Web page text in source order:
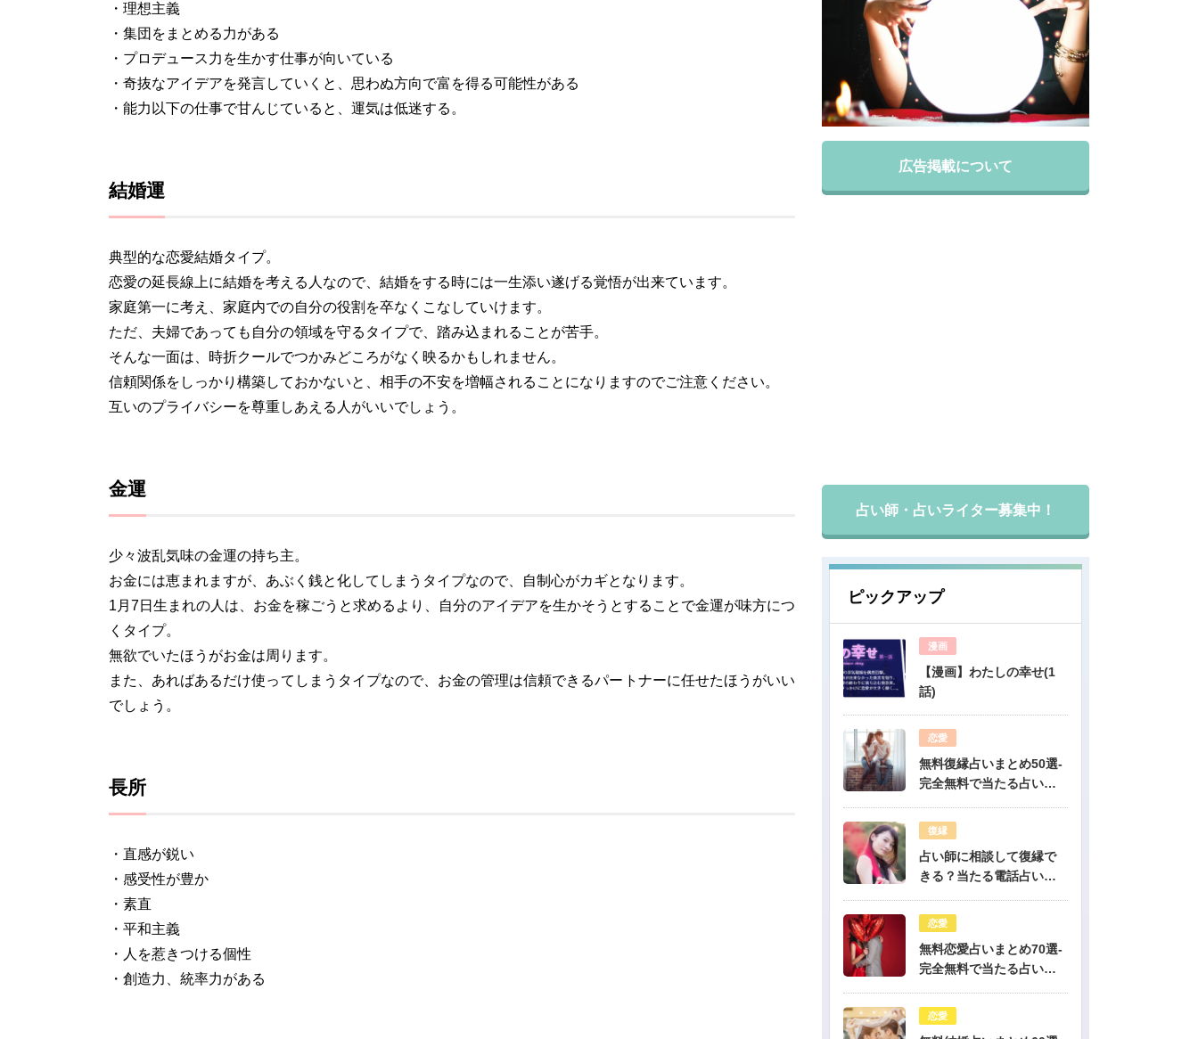
・理想主義
・集団をまとめる力がある
・プロデュース力を生かす仕事が向いている
・奇抜なアイデアを発言していくと、思わぬ方向で富を得る可能性がある
・能力以下の仕事で甘んじていると、運気は低迷する。
結婚運
典型的な恋愛結婚タイプ。
恋愛の延長線上に結婚を考える人なので、結婚をする時には一生添い遂げる覚悟が出来ています。
家庭第一に考え、家庭内での自分の役割を卒なくこなしていけます。
ただ、夫婦であっても自分の領域を守るタイプで、踏み込まれることが苦手。
そんな一面は、時折クールでつかみどころがなく映るかもしれません。
信頼関係をしっかり構築しておかないと、相手の不安を増幅されることになりますのでご注意ください。
互いのプライバシーを尊重しあえる人がいいでしょう。
金運
少々波乱気味の金運の持ち主。
お金には恵まれますが、あぶく銭と化してしまうタイプなので、自制心がカギとなります。
1月7日生まれの人は、お金を稼ごうと求めるより、自分のアイデアを生かそうとすることで金運が味方につ
くタイプ。
無欲でいたほうがお金は周ります。
また、あればあるだけ使ってしまうタイプなので、お金の管理は信頼できるパートナーに任せたほうがいい
でしょう。
長所
・直感が鋭い
・感受性が豊か
・素直
・平和主義
・人を惹きつける個性
・創造力、統率力がある
広告掲載について
占い師・占いライター募集中！
ピックアップ
漫画
【漫画】わたしの幸せ(1
話)
恋愛
無料復縁占いまとめ50選-
完全無料で当たる占いだ
復縁
占い師に相談して復縁で
きる？当たる電話占い先
恋愛
無料恋愛占いまとめ70選-
完全無料で当たる占いだ
恋愛